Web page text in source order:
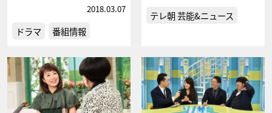
2018.03.07
ドラマ 番組情報
テレ朝 芸能&ニュース